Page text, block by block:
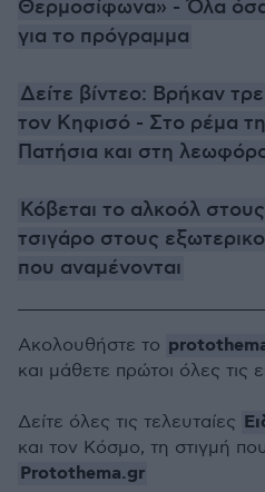
Θερμοσίφωνα» - Όλα όσα
για το πρόγραμμα
Δείτε βίντεο: Βρήκαν
τον Κηφισό - Στο ρέμα
Πατήσια και στη
Κόβεται το αλκοόλ
τσιγάρο στους
που αναμένονται
Ακολουθήστε το
και μάθετε πρώτοι όλες τις
Δείτε όλες τις τελευταίες
και τον Κόσμο, τη στιγμή
Protothema.gr